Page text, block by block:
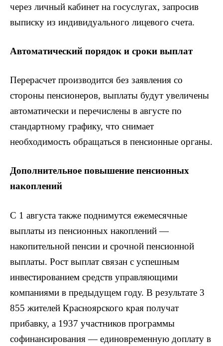
через личный кабинет на госуслугах, запросив
выписку из индивидуального лицевого счета.
Автоматический порядок и сроки выплат
Перерасчет производится без заявления со
стороны пенсионеров, выплаты будут увеличены
автоматически и перечислены в августе по
стандартному графику, что снимает
необходимость обращаться в пенсионные органы.
Дополнительное повышение пенсионных
накоплений
С 1 августа также поднимутся ежемесячные
выплаты из пенсионных накоплений —
накопительной пенсии и срочной пенсионной
выплаты. Рост выплат связан с успешным
инвестированием средств управляющими
компаниями в предыдущем году. В результате 3
855 жителей Красноярского края получат
прибавку, а 1937 участников программы
софинансирования — единовременную доплату в